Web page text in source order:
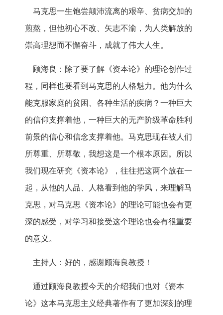
马克思一生饱尝颠沛流离的艰辛、贫病交加的
煎熬，但他初心不改、矢志不渝，为人类解放的
崇高理想而不懈奋斗，成就了伟大人生。
顾海良：除了要了解《资本论》的理论创作过
程，同样也要看到马克思的人格魅力。他为什么
能克服家庭的贫困、各种生活的疾病？一种巨大
的信仰支撑着他，一种巨大的无产阶级革命胜利
前景的信心和信念支撑着他。马克思现在被人们
所尊重、所尊敬，我想这是一个根本原因。所以
我们现在研究《资本论》，往往把这两个放在一
起，从他的人品、人格看到他的学风，来理解马
克思，对马克思《资本论》的理论可能也会有更
深的感受，对学习和接受这个理论也会有很重要
的意义。
主持人：好的，感谢顾海良教授！
通过顾海良教授今天的介绍我们也对《资本
论》这本马克思主义经典著作有了更加深刻的理